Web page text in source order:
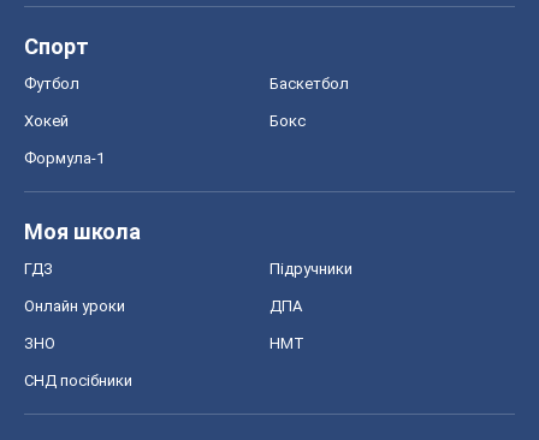
Спорт
Футбол Баскетбол
Хокей Бокс
Формула-1
Моя школа
ГДЗ Підручники
Онлайн уроки ДПА
ЗНО НМТ
СНД посібники